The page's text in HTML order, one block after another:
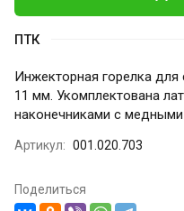
ПТК
Инжекторная горелка
11 мм. Укомплектована
наконечниками с
Артикул: 001.020.703
Поделиться